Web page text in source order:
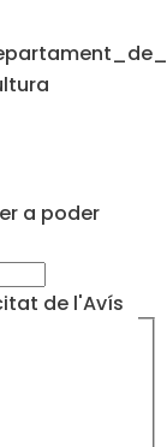
a poder
de l'Avís